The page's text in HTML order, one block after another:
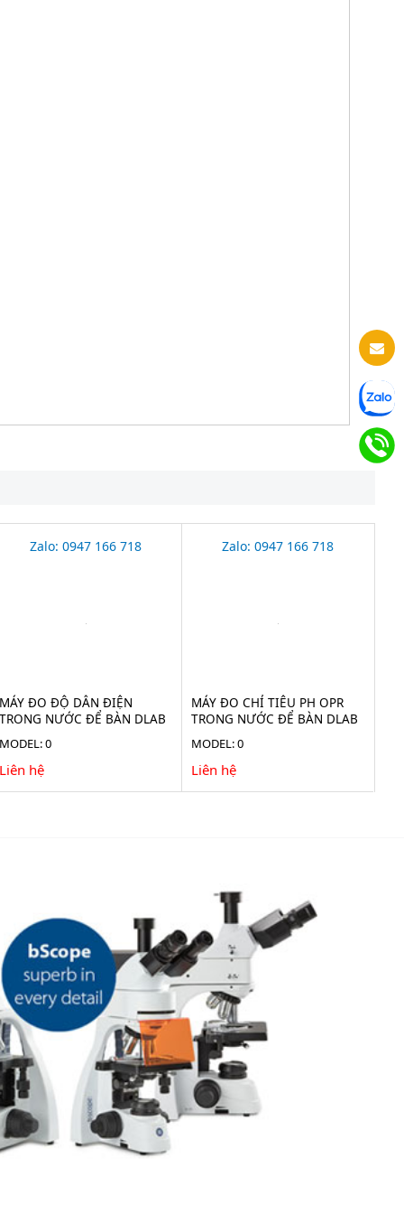
Zalo: 0947 166 718
MÁY ĐO ĐỘ DẪN ĐIỆN
TRONG NƯỚC ĐỂ BÀN DLAB
MODEL: 0
Liên hệ
Zalo: 0947 166 718
MÁY ĐO CHỈ TIÊU PH OPR
TRONG NƯỚC ĐỂ BÀN DLAB
MODEL: 0
Liên hệ